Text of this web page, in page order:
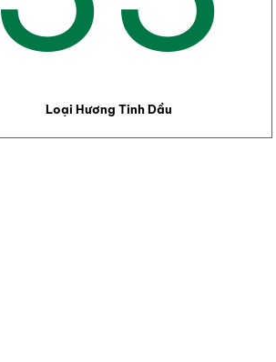
Loại Hương Tinh Dầu